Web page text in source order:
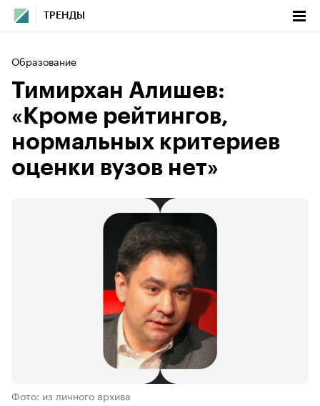
ТРЕНДЫ
Образование
Тимирхан Алишев:
«Кроме рейтингов,
нормальных критериев
оценки вузов нет»
Фото: из личного архива